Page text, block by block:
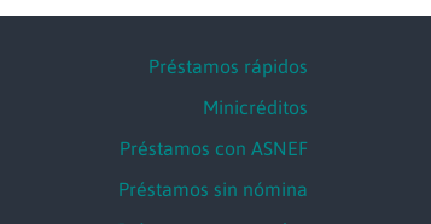
Préstamos rápidos
Minicréditos
Préstamos con ASNEF
Préstamos sin nómina